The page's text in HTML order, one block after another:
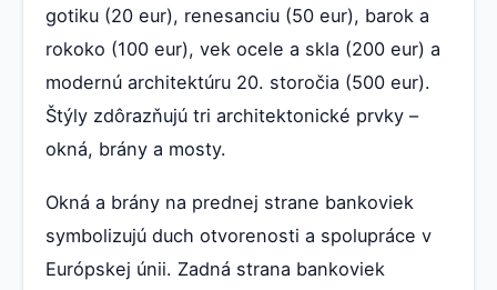
gotiku (20 eur), renesanciu (50 eur), barok a
rokoko (100 eur), vek ocele a skla (200 eur) a
modernú architektúru 20. storočia (500 eur).
Štýly zdôrazňujú tri architektonické prvky –
okná, brány a mosty.
Okná a brány na prednej strane bankoviek
symbolizujú duch otvorenosti a spolupráce v
Európskej únii. Zadná strana bankoviek